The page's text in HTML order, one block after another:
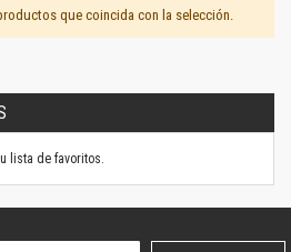
que coincida con la selección.
lista de favoritos.